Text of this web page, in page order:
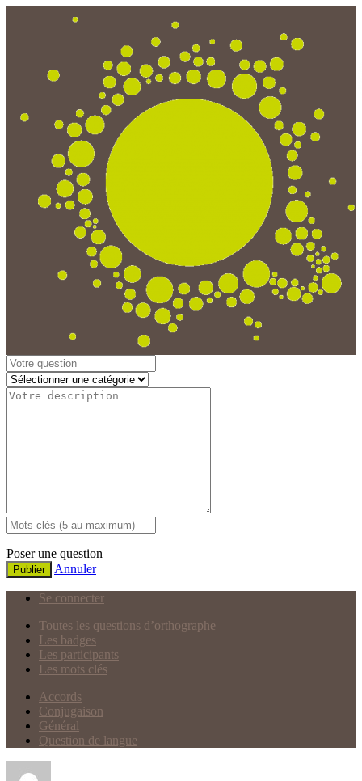
Poser une question
Publier Annuler
Se connecter
Toutes les questions d’orthographe
Les badges
Les participants
Les mots clés
Accords
Conjugaison
Général
Question de langue